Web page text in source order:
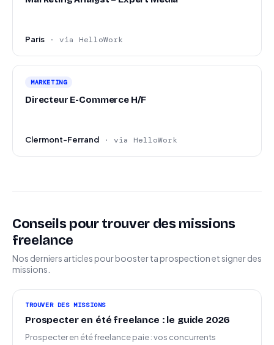
Paris · via HelloWork
MARKETING
Directeur E-Commerce H/F
Clermont-Ferrand · via HelloWork
Conseils pour trouver des missions
freelance
Nos derniers articles pour booster ta prospection et signer des
missions.
TROUVER DES MISSIONS
Prospecter en été freelance : le guide 2026
Prospecter en été freelance paie : vos concurrents